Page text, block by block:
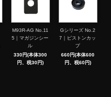
M93R-AG No.11
5｜マガジンシー
ル
330円(本体300
円、税30円)
Gシリーズ No.2
7｜ピストンカッ
プ
660円(本体600
円、税60円)